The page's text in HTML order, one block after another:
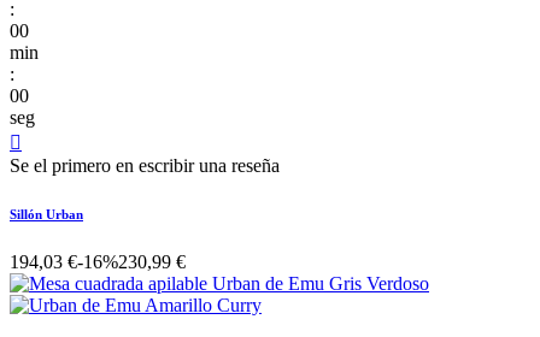
:
00
min
:
00
seg

Se el primero en escribir una reseña
Sillón Urban
194,03 €-16%230,99 €